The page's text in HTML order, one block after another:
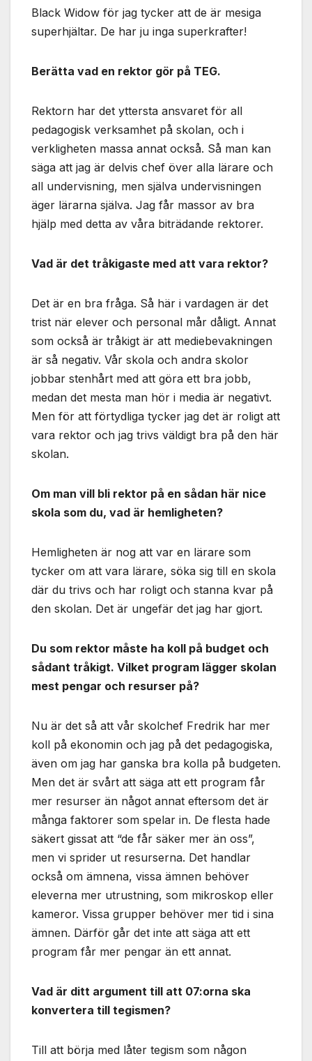
Black Widow för jag tycker att de är mesiga
superhjältar. De har ju inga superkrafter!
Berätta vad en rektor gör på TEG.
Rektorn har det yttersta ansvaret för all
pedagogisk verksamhet på skolan, och i
verkligheten massa annat också. Så man kan
säga att jag är delvis chef över alla lärare och
all undervisning, men själva undervisningen
äger lärarna själva. Jag får massor av bra
hjälp med detta av våra biträdande rektorer.
Vad är det tråkigaste med att vara rektor?
Det är en bra fråga. Så här i vardagen är det
trist när elever och personal mår dåligt. Annat
som också är tråkigt är att mediebevakningen
är så negativ. Vår skola och andra skolor
jobbar stenhårt med att göra ett bra jobb,
medan det mesta man hör i media är negativt.
Men för att förtydliga tycker jag det är roligt att
vara rektor och jag trivs väldigt bra på den här
skolan.
Om man vill bli rektor på en sådan här nice
skola som du, vad är hemligheten?
Hemligheten är nog att var en lärare som
tycker om att vara lärare, söka sig till en skola
där du trivs och har roligt och stanna kvar på
den skolan. Det är ungefär det jag har gjort.
Du som rektor måste ha koll på budget och
sådant tråkigt. Vilket program lägger skolan
mest pengar och resurser på?
Nu är det så att vår skolchef Fredrik har mer
koll på ekonomin och jag på det pedagogiska,
även om jag har ganska bra kolla på budgeten.
Men det är svårt att säga att ett program får
mer resurser än något annat eftersom det är
många faktorer som spelar in. De flesta hade
säkert gissat att “de får säker mer än oss”,
men vi sprider ut resurserna. Det handlar
också om ämnena, vissa ämnen behöver
eleverna mer utrustning, som mikroskop eller
kameror. Vissa grupper behöver mer tid i sina
ämnen. Därför går det inte att säga att ett
program får mer pengar än ett annat.
Vad är ditt argument till att 07:orna ska
konvertera till tegismen?
Till att börja med låter tegism som någon